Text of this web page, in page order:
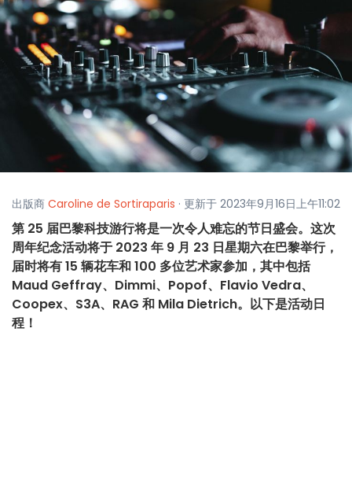
出版商 Caroline de Sortiraparis · 更新于 2023年9月16日上午11:02
第 25 届巴黎科技游行将是一次令人难忘的节日盛会。这次
周年纪念活动将于 2023 年 9 月 23 日星期六在巴黎举行，
届时将有 15 辆花车和 100 多位艺术家参加，其中包括
Maud Geffray、Dimmi、Popof、Flavio Vedra、
Coopex、S3A、RAG 和 Mila Dietrich。以下是活动日
程！